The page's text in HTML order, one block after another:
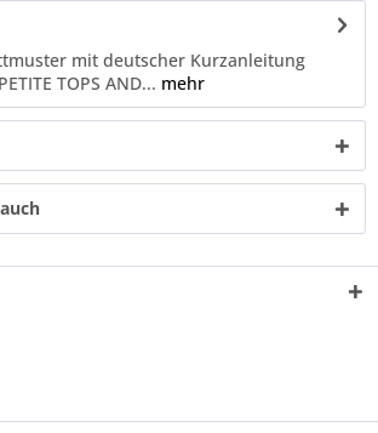
mit deutscher Kurzanleitung
TOPS AND... mehr